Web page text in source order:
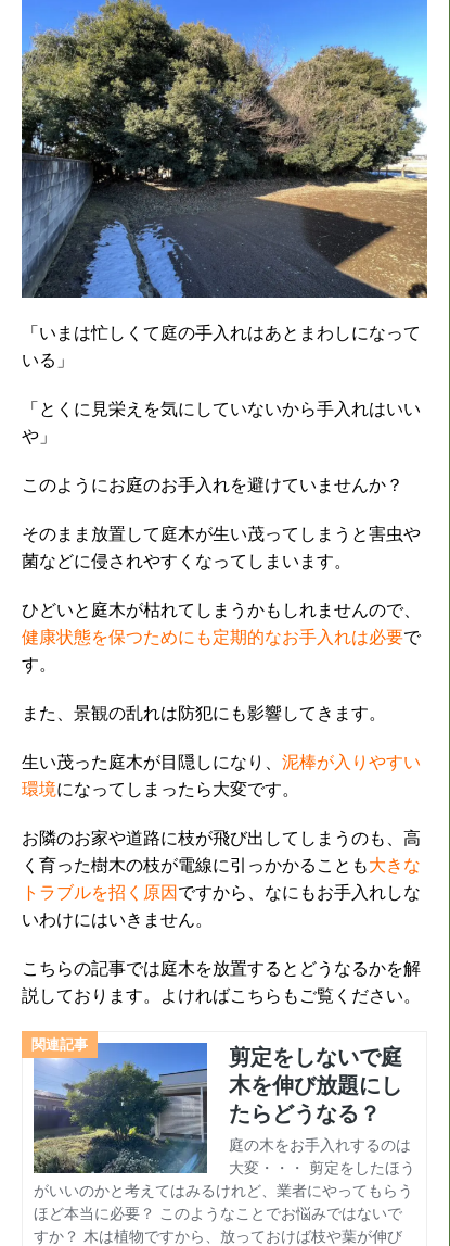
「いまは忙しくて庭の手入れはあとまわしになって
いる」
「とくに見栄えを気にしていないから手入れはいい
や」
このようにお庭のお手入れを避けていませんか？
そのまま放置して庭木が生い茂ってしまうと害虫や
菌などに侵されやすくなってしまいます。
ひどいと庭木が枯れてしまうかもしれませんので、
健康状態を保つためにも定期的なお手入れは必要で
す。
また、景観の乱れは防犯にも影響してきます。
生い茂った庭木が目隠しになり、 泥棒が入りやすい
環境になってしまったら大変です。
お隣のお家や道路に枝が飛び出してしまうのも、高
く育った樹木の枝が電線に引っかかることも大きな
トラブルを招く原因ですから、なにもお手入れしな
いわけにはいきません。
こちらの記事では庭木を放置するとどうなるかを解
説しております。よければこちらもご覧ください。